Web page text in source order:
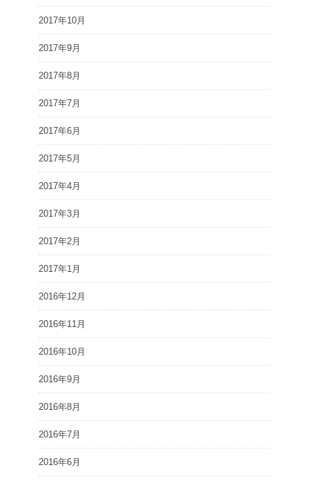
2017年10月
2017年9月
2017年8月
2017年7月
2017年6月
2017年5月
2017年4月
2017年3月
2017年2月
2017年1月
2016年12月
2016年11月
2016年10月
2016年9月
2016年8月
2016年7月
2016年6月